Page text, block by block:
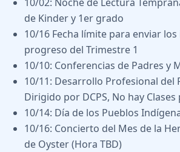
de Kinder y 1er grado
10/16 Fecha límite para enviar
progreso del Trimestre 1
10/10: Conferencias de Padres y
10/11: Desarrollo Profesional del
Dirigido por DCPS, No hay
10/14: Día de los Pueblos
10/16: Concierto del Mes de la
de Oyster (Hora TBD)